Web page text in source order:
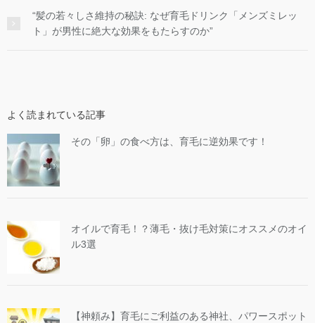
“髪の若々しさ維持の秘訣: なぜ育毛ドリンク「メンズミレッ
ト」が男性に絶大な効果をもたらすのか”
よく読まれている記事
その「卵」の食べ方は、育毛に逆効果です！
オイルで育毛！？薄毛・抜け毛対策にオススメのオイ
ル3選
【神頼み】育毛にご利益のある神社、パワースポット